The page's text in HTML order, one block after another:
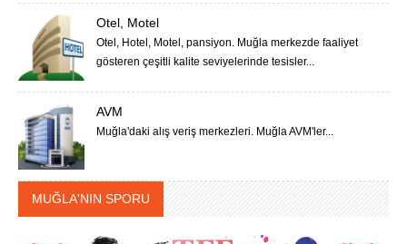
Otel, Motel
Otel, Hotel, Motel, pansiyon. Muğla merkezde faaliyet
gösteren çeşitli kalite seviyelerinde tesisler...
AVM
Muğla'daki alış veriş merkezleri. Muğla AVM'ler...
MUĞLA'NIN SPORU